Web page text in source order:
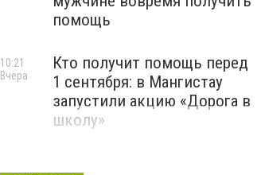
помощь
Кто получит помощь перед
1 сентября: в Мангистау
запустили акцию «Дорога в
школу»
10:21
Вчера